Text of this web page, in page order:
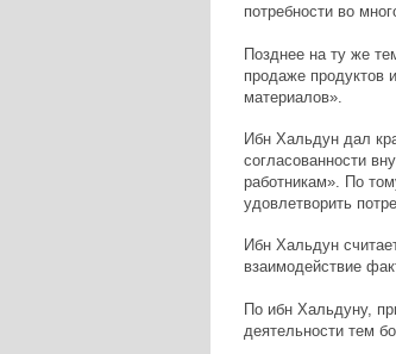
потребности во
Позднее на ту же
продаже продуктов
материалов».
Ибн Хальдун дал
согласованности
работникам». По
удовлетворить
Ибн Хальдун
взаимодействие
По ибн Хальдуну,
деятельности тем